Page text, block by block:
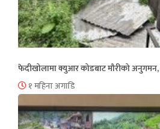
फेदीखोलामा क्युआर कोडबाट मौरीको अनुगमन,
१ महिना अगाडि